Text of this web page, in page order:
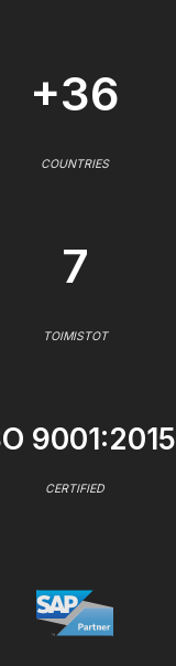
+36
COUNTRIES
7
TOIMISTOT
9001:2015
CERTIFIED